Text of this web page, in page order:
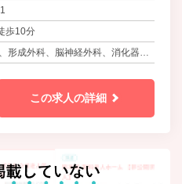
の病気に関しては看護休暇を利用
し、働く看護職仲間がお互いに「支
える・支えられる」関係で安心して
働ける環境を作っております。
歩10分
形成外科、脳神経外科、消化器内
、麻酔科、肛門科、泌尿器科
この求人の詳細